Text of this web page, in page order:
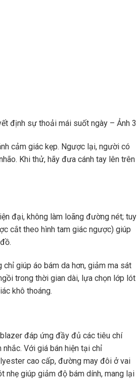
định sự thoải mái suốt ngày – Ảnh 3
cảm giác kẹp. Ngược lại, người có
Khi thử, hãy đưa cánh tay lên trên
đại, không làm loãng đường nét; tuy
cắt theo hình tam giác ngược) giúp
giúp áo bám da hơn, giảm ma sát
trong thời gian dài, lựa chọn lớp lót
khô thoáng.
đáp ứng đầy đủ các tiêu chí
Với giá bán hiện tại chỉ
cao cấp, đường may đôi ở vai
nhẹ giúp giảm độ bám dính, mang lại